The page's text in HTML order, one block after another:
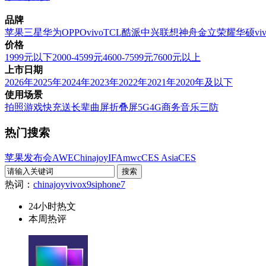
品牌
苹果三星华为OPPOvivoTCL酷派中兴联想神舟金立荣耀华硕
价格
1999元以下2000-4599元4600-7599元7600元以上
上市日期
2026年2025年2024年2023年2022年2021年2020年及以下
使用场景
拍照游戏快充送长辈曲屏折叠屏5G4G商务音乐三防
热门搜索
苹果发布会AWEChinajoyIFAmwcCES AsiaCES
热词： chinajoyvivox9siphone7
24小时热文
本周热评